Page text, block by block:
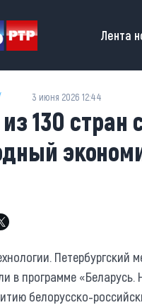
Main
Лента
3 июня 2026 12:44
130 стран
в программе
белорусско-